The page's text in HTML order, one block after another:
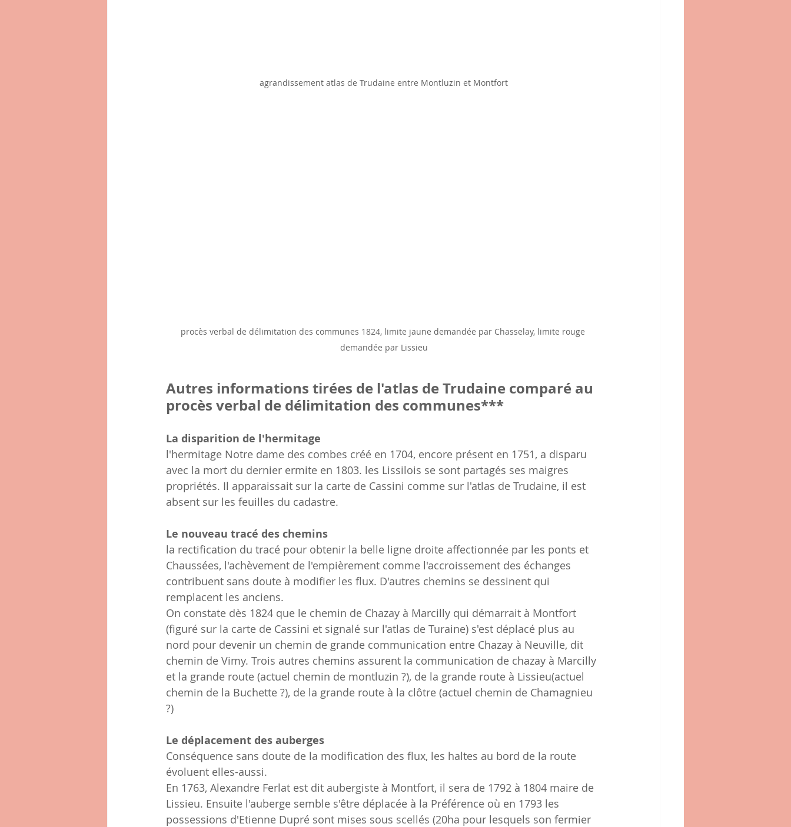
agrandissement atlas de Trudaine entre Montluzin et Montfort
procès verbal de délimitation des communes 1824, limite jaune demandée par Chasselay, limite rouge
demandée par Lissieu
Autres informations tirées de l'atlas de Trudaine comparé au
procès verbal de délimitation des communes***
La disparition de l'hermitage
l'hermitage Notre dame des combes créé en 1704, encore présent en 1751, a disparu
avec la mort du dernier ermite en 1803. les Lissilois se sont partagés ses maigres
propriétés. Il apparaissait sur la carte de Cassini comme sur l'atlas de Trudaine, il est
absent sur les feuilles du cadastre.
Le nouveau tracé des chemins
la rectification du tracé pour obtenir la belle ligne droite affectionnée par les ponts et
Chaussées, l'achèvement de l'empièrement comme l'accroissement des échanges
contribuent sans doute à modifier les flux. D'autres chemins se dessinent qui
remplacent les anciens.
On constate dès 1824 que le chemin de Chazay à Marcilly qui démarrait à Montfort
(figuré sur la carte de Cassini et signalé sur l'atlas de Turaine) s'est déplacé plus au
nord pour devenir un chemin de grande communication entre Chazay à Neuville, dit
chemin de Vimy. Trois autres chemins assurent la communication de chazay à Marcilly
et la grande route (actuel chemin de montluzin ?), de la grande route à Lissieu(actuel
chemin de la Buchette ?), de la grande route à la clôtre (actuel chemin de Chamagnieu
?)
Le déplacement des auberges
Conséquence sans doute de la modification des flux, les haltes au bord de la route
évoluent elles-aussi.
En 1763, Alexandre Ferlat est dit aubergiste à Montfort, il sera de 1792 à 1804 maire de
Lissieu. Ensuite l'auberge semble s'être déplacée à la Préférence où en 1793 les
possessions d'Etienne Dupré sont mises sous scellés (20ha pour lesquels son fermier